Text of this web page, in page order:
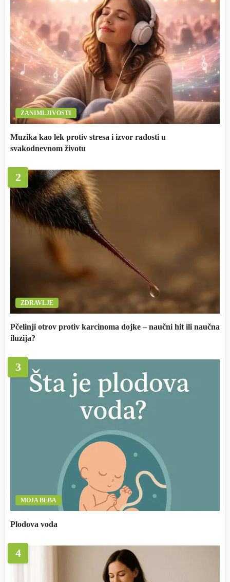
ZANIMLJIVOSTI
Muzika kao lek protiv stresa i izvor radosti u
svakodnevnom životu
2
ZDRAVLJE
Pčelinji otrov protiv karcinoma dojke – naučni hit ili naučna
iluzija?
3
MOJA BEBA
Plodova voda
4